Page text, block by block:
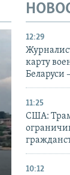
12:29
карту
Беларуси
11:25
США:
10:12